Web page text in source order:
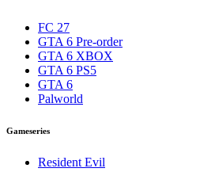
FC 27
GTA 6 Pre-order
GTA 6 XBOX
GTA 6 PS5
GTA 6
Palworld
Gameseries
Resident Evil